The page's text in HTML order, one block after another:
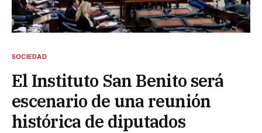
SOCIEDAD
El Instituto San Benito será
escenario de una reunión
histórica de diputados